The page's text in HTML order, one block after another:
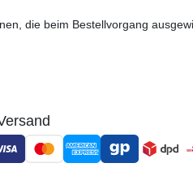
die beim Bestellvorgang